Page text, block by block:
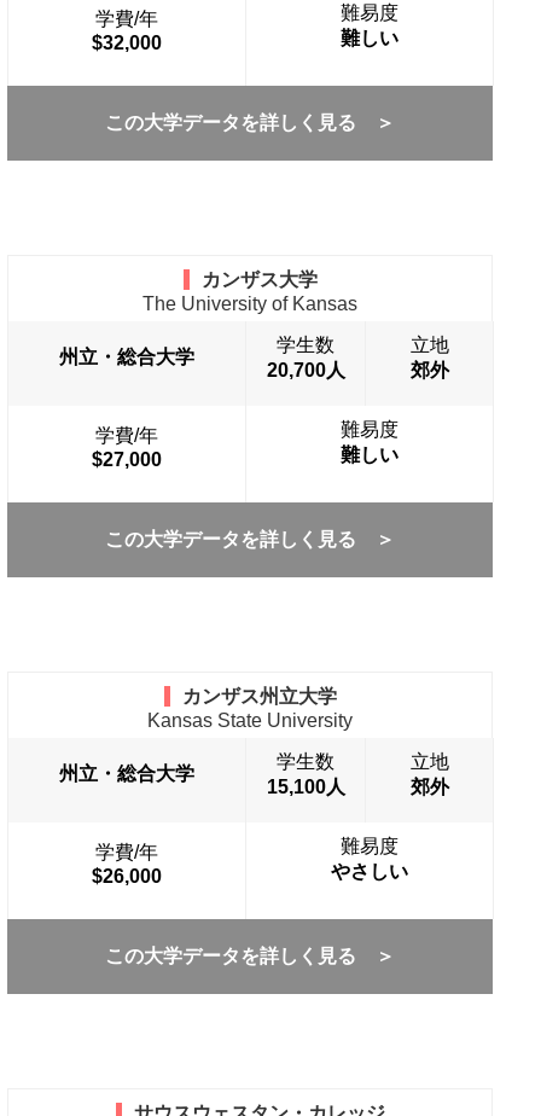
学費/年
$32,000
難易度
難しい
この大学データを詳しく見る ＞
カンザス大学
The University of Kansas
州立・総合大学
学生数
20,700人
立地
郊外
学費/年
$27,000
難易度
難しい
この大学データを詳しく見る ＞
カンザス州立大学
Kansas State University
州立・総合大学
学生数
15,100人
立地
郊外
学費/年
$26,000
難易度
やさしい
この大学データを詳しく見る ＞